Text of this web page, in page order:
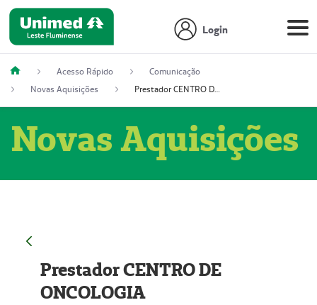
Login
Acesso Rápido
Comunicação
Novas Aquisições
Prestador CENTRO DE ONCOLOGIA
Novas Aquisições
Prestador CENTRO DE
ONCOLOGIA